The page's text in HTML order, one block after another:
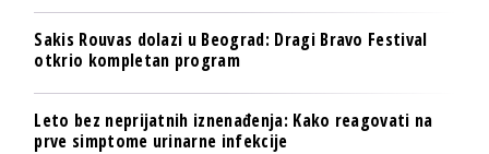
Sakis Rouvas dolazi u Beograd: Dragi Bravo Festival
otkrio kompletan program
Leto bez neprijatnih iznenađenja: Kako reagovati na
prve simptome urinarne infekcije